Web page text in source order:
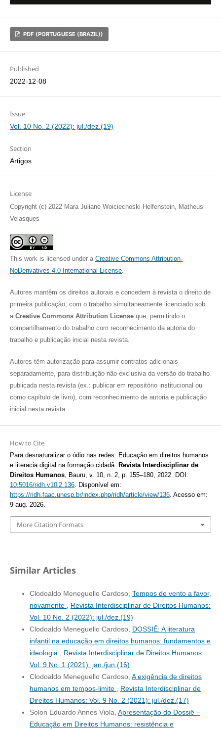
PDF (PORTUGUESE (BRAZIL))
Published
2022-12-08
Issue
Vol. 10 No. 2 (2022): jul./dez.(19)
Section
Artigos
License
Copyright (c) 2022 Mara Juliane Woiciechoski Helfenstein, Matheus
Velasques
This work is licensed under a Creative Commons Attribution-
NoDerivatives 4.0 International License.
Autores mantêm os direitos autorais e concedem à revista o direito de
primeira publicação, com o trabalho simultaneamente licenciado sob
a Creative Commons Attribution Licenseque, permitindo o
compartilhamento do trabalho com reconhecimento da autoria do
trabalho e publicação inicial nesta revista.
Autores têm autorização para assumir contratos adicionais
separadamente, para distribuição não-exclusiva da versão do trabalho
publicada nesta revista (ex.: publicar em repositório institucional ou
como capítulo de livro), com reconhecimento de autoria e publicação
inicial nesta revista.
How to Cite
Para desnaturalizar o ódio nas redes: Educação em direitos humanos
e literacia digital na formação cidadã.
Revista Interdisciplinar de
Direitos Humanos, Bauru, v. 10, n. 2, p. 155–180, 2022. DOI:
10.5016/ridh.v10i2.136. Disponível em:
https://ridh.faac.unesp.br/index.php/ridh/article/view/136. Acesso em:
9 aug. 2026.
More Citation Formats
Similar Articles
Clodoaldo Meneguello Cardoso, Tempos de vento a favor,
novamente , Revista Interdisciplinar de Direitos Humanos:
Vol. 10 No. 2 (2022): jul./dez.(19)
Clodoaldo Meneguello Cardoso, DOSSIÊ: A literatura
infantil na educação em direitos humanos: fundamentos e
ideologia , Revista Interdisciplinar de Direitos Humanos:
Vol. 9 No. 1 (2021): jan./jun.(16)
Clodoaldo Meneguello Cardoso, A exigência de direitos
humanos em tempos-limite , Revista Interdisciplinar de
Direitos Humanos: Vol. 9 No. 2 (2021): jul./dez.(17)
Solon Eduardo Annes Viola, Apresentação do Dossiê –
Educação em Direitos Humanos: resistência e